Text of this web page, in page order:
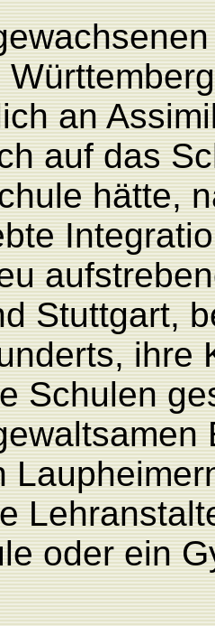
an
auf das
hätte,
Stuttgart,
ihre
Schulen
oder ein